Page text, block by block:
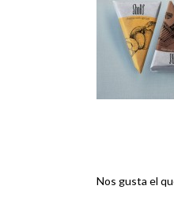
Nos gusta el